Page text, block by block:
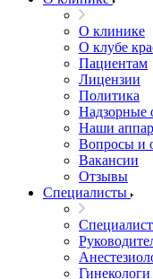
О клинике
О клубе
Пациентам
Лицензии
Политика
Надзорные
Наши
Вопросы и
Вакансии
Отзывы
Специалисты
Гинекологи